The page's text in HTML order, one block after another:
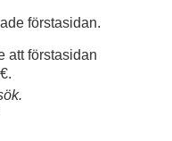
förstasidan.
att förstasidan